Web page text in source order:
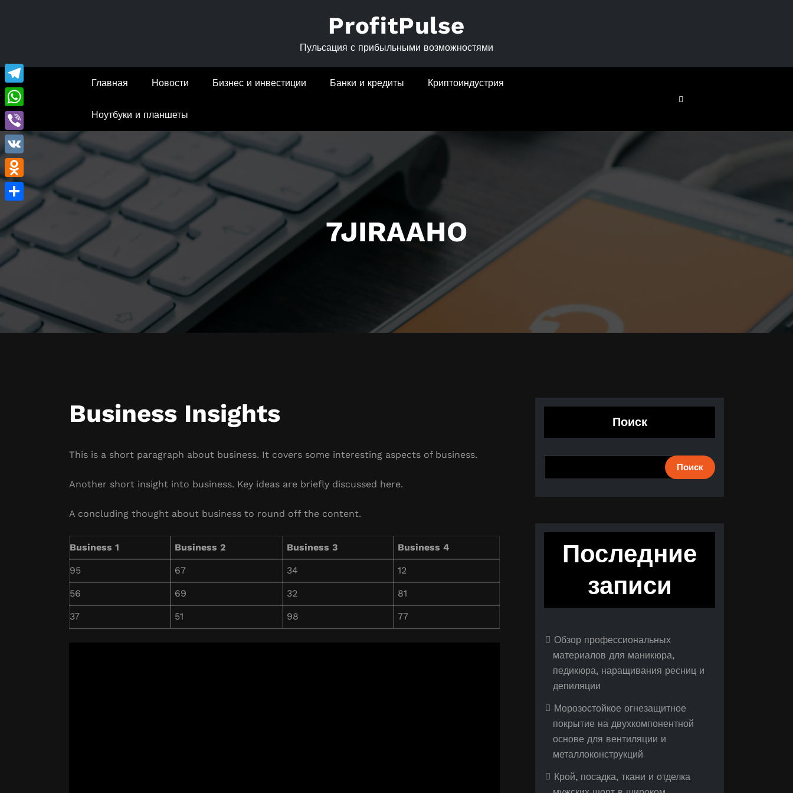
ProfitPulse
Пульсация с прибыльными возможностями
Главная Новости Бизнес и инвестиции Банки и кредиты Криптоиндустрия
Ноутбуки и планшеты
7JIRAAHO
Business Insights
This is a short paragraph about business. It covers some interesting aspects of business.
Another short insight into business. Key ideas are briefly discussed here.
A concluding thought about business to round off the content.
Business 1 Business 2 Business 3 Business 4
95 67 34 12
56 69 32 81
37 51 98 77
Поиск
Поиск
Последние
записи
Обзор профессиональных
материалов для маникюра,
педикюра, наращивания ресниц и
депиляции
Морозостойкое огнезащитное
покрытие на двухкомпонентной
основе для вентиляции и
металлоконструкций
Крой, посадка, ткани и отделка
Telegram
WhatsApp
Viber
VK
Odnoklassniki
Отправить